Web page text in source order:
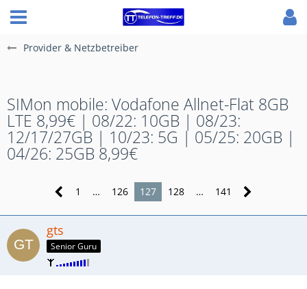
Provider & Netzbetreiber
SIMon mobile: Vodafone Allnet-Flat 8GB
LTE 8,99€ | 08/22: 10GB | 08/23:
12/17/27GB | 10/23: 5G | 05/25: 20GB |
04/26: 25GB 8,99€
1 … 126 127 128 … 141
gts
Senior Guru